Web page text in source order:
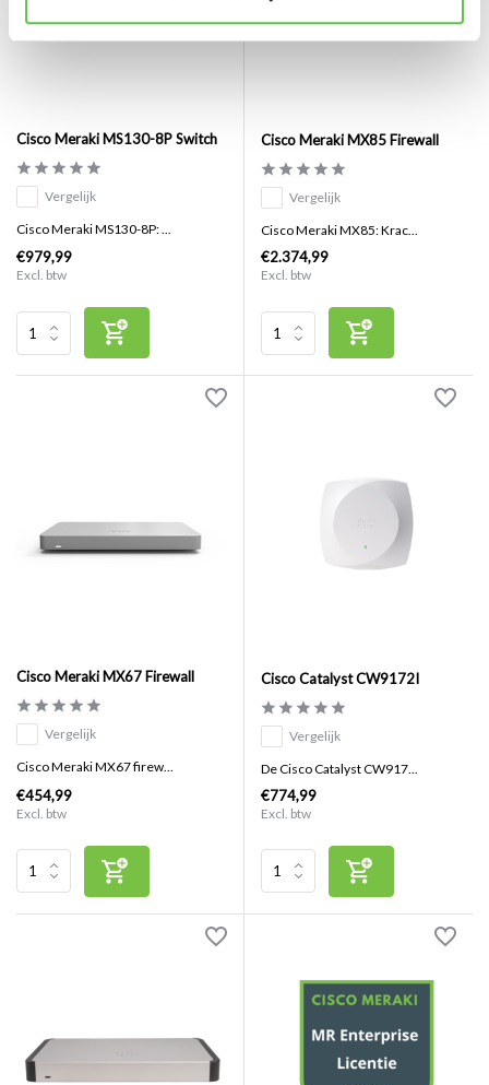
Cisco Meraki MS130-8P Switch
Vergelijk
Cisco Meraki MS130-8P: ...
€979,99
Excl. btw
Cisco Meraki MX85 Firewall
Vergelijk
Cisco Meraki MX85: Krac...
€2.374,99
Excl. btw
Cisco Meraki MX67 Firewall
Vergelijk
Cisco Meraki MX67 firew...
€454,99
Excl. btw
Cisco Catalyst CW9172I
Vergelijk
De Cisco Catalyst CW917...
€774,99
Excl. btw